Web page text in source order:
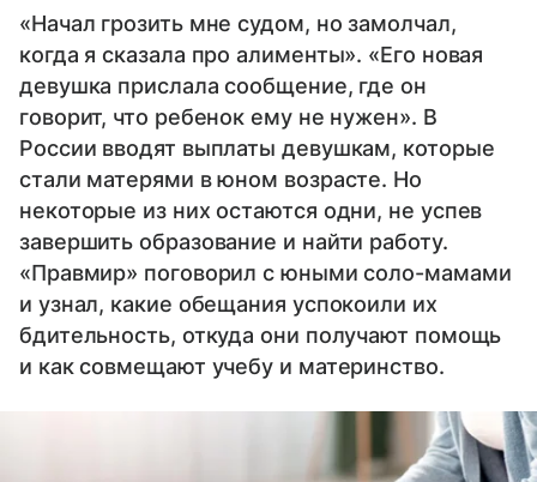
«Начал грозить мне судом, но замолчал,
когда я сказала про алименты». «Его новая
девушка прислала сообщение, где он
говорит, что ребенок ему не нужен». В
России вводят выплаты девушкам, которые
стали матерями в юном возрасте. Но
некоторые из них остаются одни, не успев
завершить образование и найти работу.
«Правмир» поговорил с юными соло-мамами
и узнал, какие обещания успокоили их
бдительность, откуда они получают помощь
и как совмещают учебу и материнство.